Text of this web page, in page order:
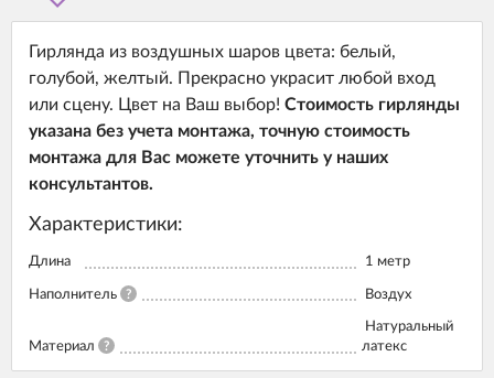
Гирлянда из воздушных шаров цвета: белый,
голубой, желтый. Прекрасно украсит любой вход
или сцену. Цвет на Ваш выбор! Стоимость гирлянды
указана без учета монтажа, точную стоимость
монтажа для Вас можете уточнить у наших
консультантов.
Характеристики:
Длина 1 метр
Наполнитель ? Воздух
Материал ?
Натуральный
латекс